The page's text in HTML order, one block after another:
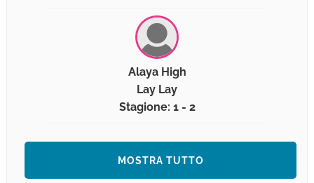
Alaya High
Lay Lay
Stagione: 1 - 2
MOSTRA TUTTO